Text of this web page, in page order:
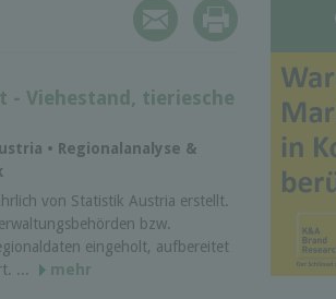
Viehestand, tieriesche
• Regionalanalyse &
von Statistik Austria erstellt.
bzw.
eingeholt, aufbereitet
...
mehr